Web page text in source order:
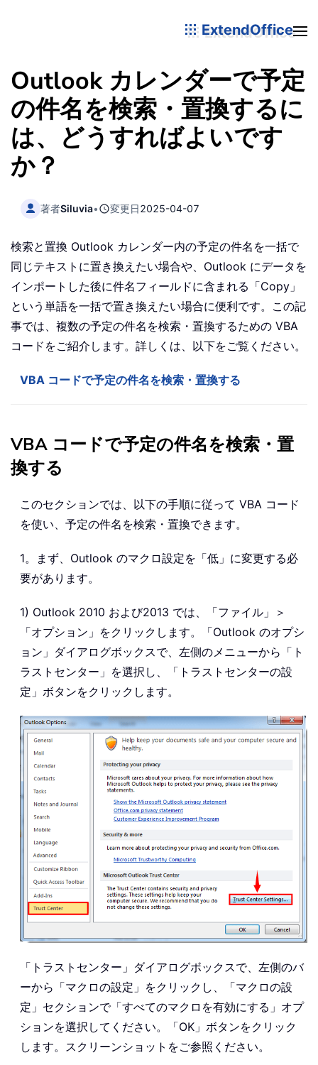
ExtendOffice
Outlook カレンダーで予定
の件名を検索・置換するに
は、どうすればよいです
か？
著者Siluvia• 変更日2025-04-07
検索と置換 Outlook カレンダー内の予定の件名を一括で
同じテキストに置き換えたい場合や、Outlook にデータを
インポートした後に件名フィールドに含まれる「Copy」
という単語を一括で置き換えたい場合に便利です。この記
事では、複数の予定の件名を検索・置換するための VBA
コードをご紹介します。詳しくは、以下をご覧ください。
VBA コードで予定の件名を検索・置換する
VBA コードで予定の件名を検索・置
換する
このセクションでは、以下の手順に従って VBA コード
を使い、予定の件名を検索・置換できます。
1。まず、Outlook のマクロ設定を「低」に変更する必
要があります。
1) Outlook 2010 および2013 では、「ファイル」＞
「オプション」をクリックします。「Outlook のオプシ
ョン」ダイアログボックスで、左側のメニューから「ト
ラストセンター」を選択し、「トラストセンターの設
定」ボタンをクリックします。
「トラストセンター」ダイアログボックスで、左側のバ
ーから「マクロの設定」をクリックし、「マクロの設
定」セクションで「すべてのマクロを有効にする」オプ
ションを選択してください。「OK」ボタンをクリック
します。スクリーンショットをご参照ください。